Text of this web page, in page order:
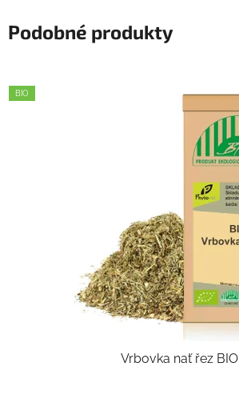
Podobné produkty
BIO
Vrbovka nať řez BIO